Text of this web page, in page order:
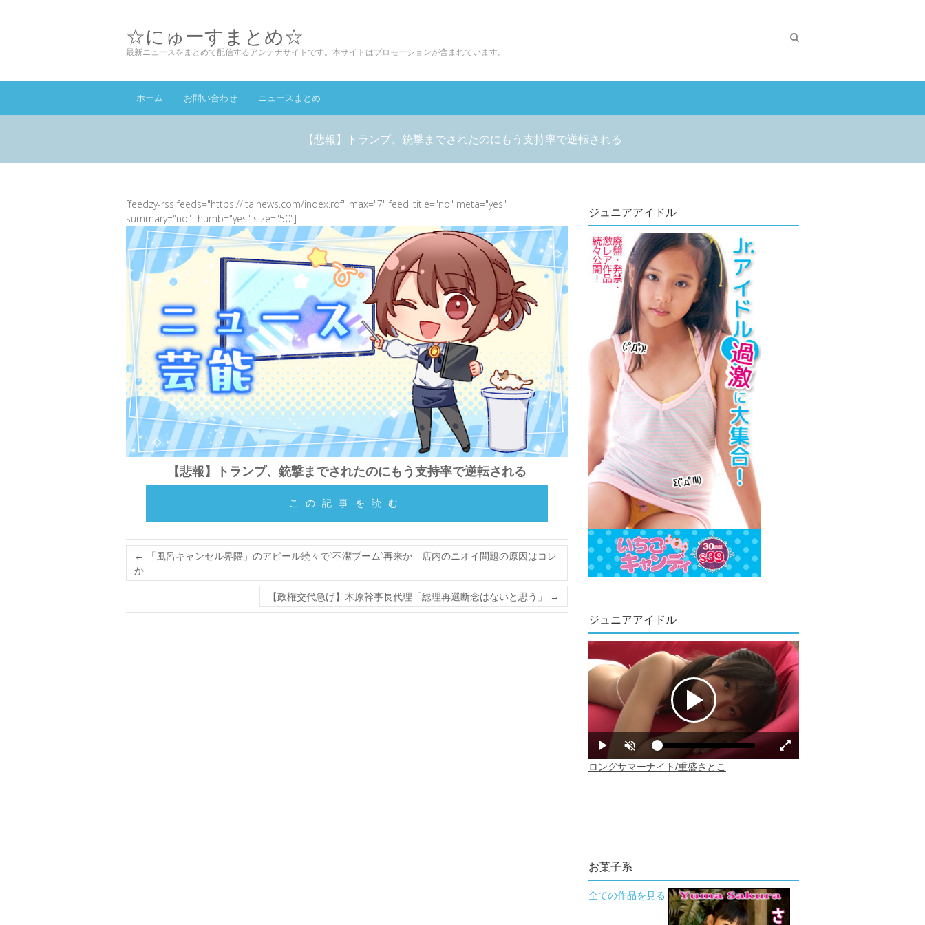
☆にゅーすまとめ☆
最新ニュースをまとめて配信するアンテナサイトです。本サイトはプロモーションが含まれています。
ホーム お問い合わせ ニュースまとめ
【悲報】トランプ、銃撃までされたのにもう支持率で逆転される
[feedzy-rss feeds="https://itainews.com/index.rdf" max="7" feed_title="no" meta="yes"
summary="no" thumb="yes" size="50"]
【悲報】トランプ、銃撃までされたのにもう支持率で逆転される
この記事を読む
←
「風呂キャンセル界隈」のアピール続々で“不潔ブーム”再来か 店内のニオイ問題の原因はコレ
か
【政権交代急げ】木原幹事長代理「総理再選断念はないと思う」
→
ジュニアアイドル
ジュニアアイドル
お菓子系
全ての作品を見る